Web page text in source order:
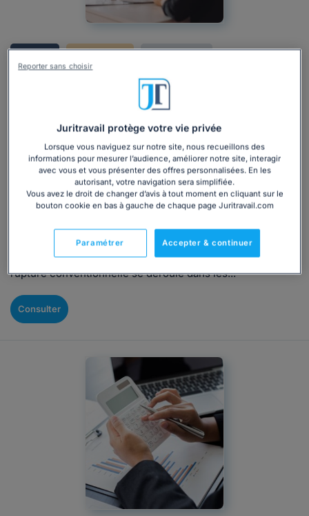
Actualité Professionnel Droit du travail
Maîtriser l'entretien de rupture
conventionnelle en tant qu'employeur : les 5
étapes clés
Rédigé par Caroline Audenaert Filliol, mis à jour le 25/02/2026
La rupture conventionnelle, mode spécifique de cessation
du contrat de travail, nécessite l'accord des deux parties.
Avant de la conclure, l'employeur doit rencontrer le salarié
au cours d'au moins un entretien. Convocation,
formalisme, assistance, signature de la convention, etc. :
voici les points à connaître afin que cet entretien de
rupture conventionnelle se déroule dans les...
Consulter
Juritravail protège votre vie privée
Lorsque vous naviguez sur notre site, nous recueillons des
informations pour mesurer l’audience, améliorer notre site, interagir
avec vous et vous présenter des offres personnalisées. En les
autorisant, votre navigation sera simplifiée.
Vous avez le droit de changer d’avis à tout moment en cliquant sur le
bouton cookie en bas à gauche de chaque page Juritravail.com
Accepter & continuer
Paramétrer
Reporter sans choisir